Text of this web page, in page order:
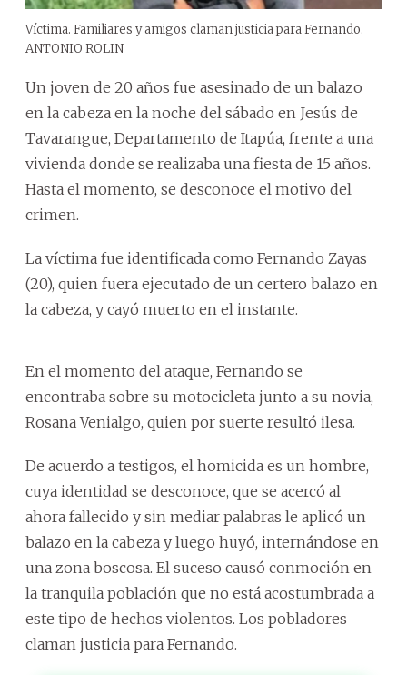
Víctima. Familiares y amigos claman justicia para Fernando.
ANTONIO ROLIN
Un joven de 20 años fue asesinado de un balazo
en la cabeza en la noche del sábado en Jesús de
Tavarangue, Departamento de Itapúa, frente a una
vivienda donde se realizaba una fiesta de 15 años.
Hasta el momento, se desconoce el motivo del
crimen.
La víctima fue identificada como Fernando Zayas
(20), quien fuera ejecutado de un certero balazo en
la cabeza, y cayó muerto en el instante.
En el momento del ataque, Fernando se
encontraba sobre su motocicleta junto a su novia,
Rosana Venialgo, quien por suerte resultó ilesa.
De acuerdo a testigos, el homicida es un hombre,
cuya identidad se desconoce, que se acercó al
ahora fallecido y sin mediar palabras le aplicó un
balazo en la cabeza y luego huyó, internándose en
una zona boscosa. El suceso causó conmoción en
la tranquila población que no está acostumbrada a
este tipo de hechos violentos. Los pobladores
claman justicia para Fernando.